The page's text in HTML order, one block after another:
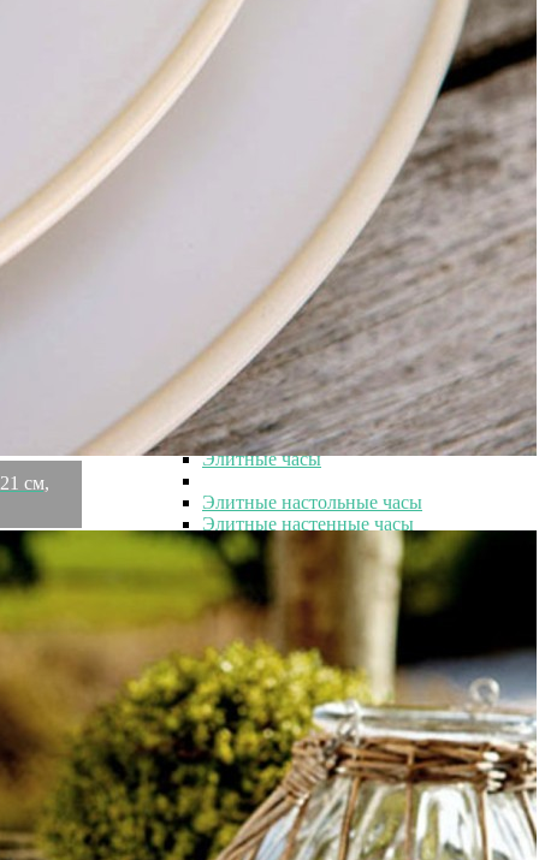
см,
Элитная коллекция
Элитная коллекция
Элитная посуда
Элитные наборы посуды
Элитные салатники
Элитные чашки
Элитные сахарницы
Элитные молочники
Элитные кувшины
Элитные предметы интерьера
Элитные предметы интерьера
Элитные шкатулки и копилки
Элитные часы
Элитные часы
Элитные настольные часы
Элитные настенные часы
Элитные картины
Элитные фоторамки
Элитные статуэтки и скульптуры
Элитные свечи
Элитные подсвечники
Элитные подсвечники
Элитные керамические подсвечники
Элитные металлические подсвечники
Элитные стеклянные подсвечники
Элитные хрустальные подсвечники
Элитные настенные панно
Элитные искусственные цветы и деревья
Элитные искусственные цветы и
деревья